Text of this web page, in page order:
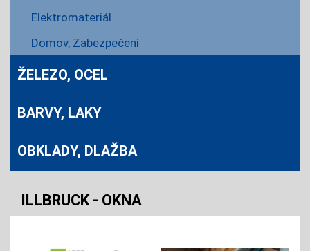
Elektromateriál
Domov, Zabezpečení
ŽELEZO, OCEL
BARVY, LAKY
OBKLADY, DLAŽBA
ILLBRUCK - OKNA